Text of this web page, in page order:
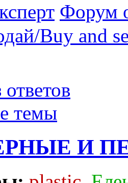
Форум
Buy and
темы
И